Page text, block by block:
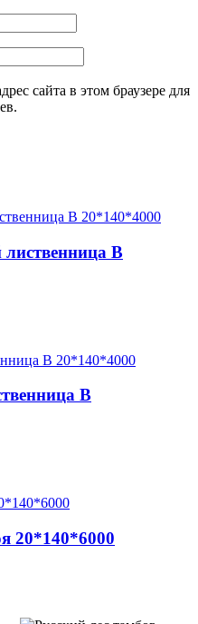
сайта в этом браузере для
В
В
20*140*6000